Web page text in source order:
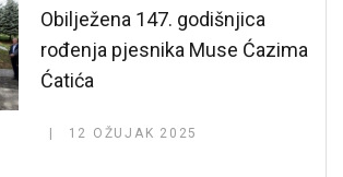
Obilježena 147. godišnjica
rođenja pjesnika Muse Ćazima
Ćatića
12 OŽUJAK 2025